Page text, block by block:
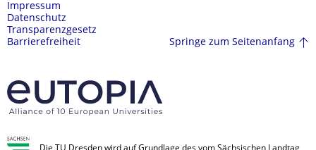
Impressum
Datenschutz
Transparenzgesetz
Barrierefreiheit
Springe zum Seitenanfang